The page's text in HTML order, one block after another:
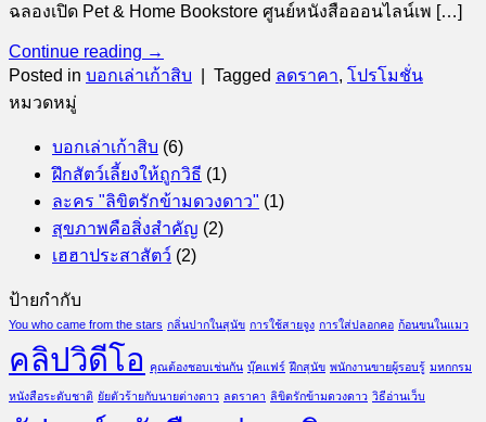
ฉลองเปิด Pet & Home Bookstore ศูนย์หนังสือออนไลน์เพ […]
Continue reading →
Posted in บอกเล่าเก้าสิบ Tagged ลดราคา, โปรโมชั่น
หมวดหมู่
บอกเล่าเก้าสิบ (6)
ฝึกสัตว์เลี้ยงให้ถูกวิธี (1)
ละคร "ลิขิตรักข้ามดวงดาว" (1)
สุขภาพคือสิ่งสำคัญ (2)
เฮฮาประสาสัตว์ (2)
ป้ายกำกับ
You who came from the stars กลิ่นปากในสุนัข การใช้สายจูง การใส่ปลอกคอ ก้อนขนในแมว
คลิปวิดีโอ คุณต้องชอบเช่นกัน บุ๊คแฟร์ ฝึกสุนัข พนักงานขายผู้รอบรู้ มหกกรม
หนังสือระดับชาติ ยัยตัวร้ายกับนายต่างดาว ลดราคา ลิขิตรักข้ามดวงดาว วิธีอ่านเว็บ